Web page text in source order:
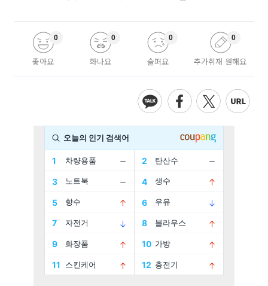
좋아요
0
화나요
0
슬퍼요
0
추가취재 원해요
0